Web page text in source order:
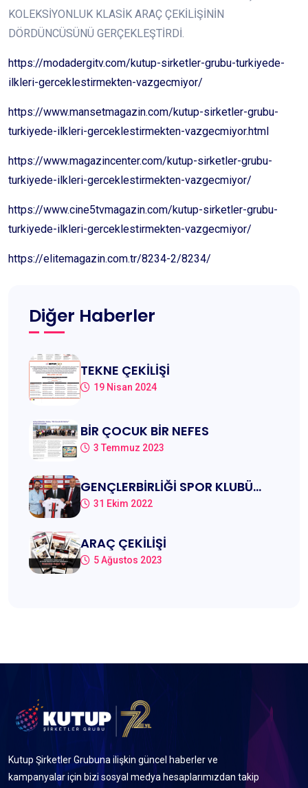
KOLEKSİYONLUK KLASİK ARAÇ ÇEKİLİŞİNİN
DÖRDÜNCÜSÜNÜ GERÇEKLEŞTİRDİ.
https://modadergitv.com/kutup-sirketler-grubu-turkiyede-
ilkleri-gerceklestirmekten-vazgecmiyor/
https://www.mansetmagazin.com/kutup-sirketler-grubu-
turkiyede-ilkleri-gerceklestirmekten-vazgecmiyor.html
https://www.magazincenter.com/kutup-sirketler-grubu-
turkiyede-ilkleri-gerceklestirmekten-vazgecmiyor/
https://www.cine5tvmagazin.com/kutup-sirketler-grubu-
turkiyede-ilkleri-gerceklestirmekten-vazgecmiyor/
https://elitemagazin.com.tr/8234-2/8234/
Diğer Haberler
TEKNE ÇEKİLİŞİ
19 Nisan 2024
BİR ÇOCUK BİR NEFES
3 Temmuz 2023
GENÇLERBİRLİĞİ SPOR KLUBÜ
SPONSORU KUTUP ŞİRKETLER
31 Ekim 2022
ARAÇ ÇEKİLİŞİ
5 Ağustos 2023
Kutup Şirketler Grubuna ilişkin güncel haberler ve
kampanyalar için bizi sosyal medya hesaplarımızdan takip